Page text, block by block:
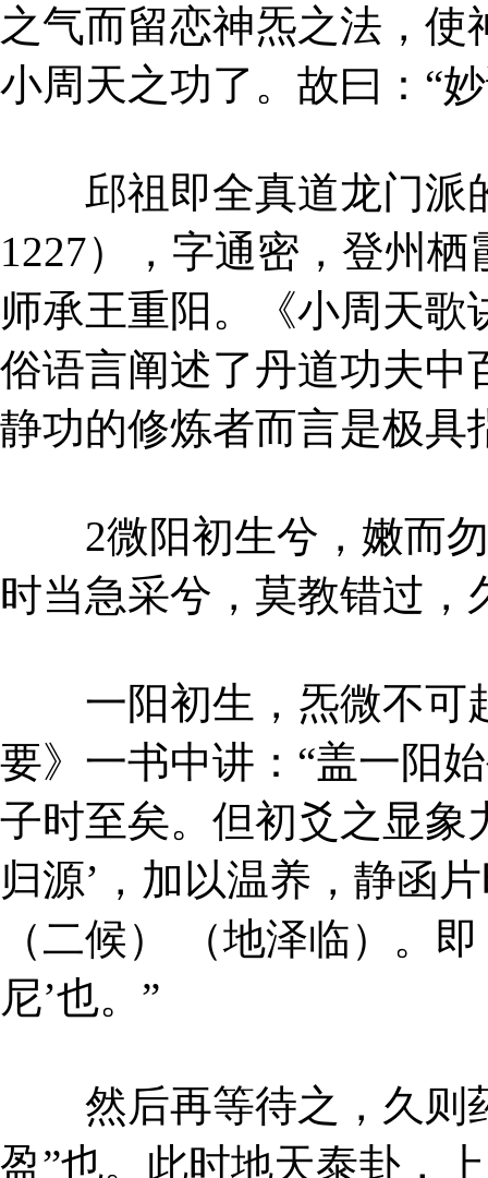
之气而留恋神炁之法，
小周天之功了。故曰：“
邱祖即全真道龙门派
1227），字通密，登州
师承王重阳。《小周天
俗语言阐述了丹道功夫中
静功的修炼者而言是极具
2微阳初生兮，嫩而勿
时当急采兮，莫教错过
一阳初生，炁微不可
要》一书中讲：“盖一阳
子时至矣。但初爻之显象
归源’，加以温养，静函
（二候） （地泽临）。
尼’也。”
然后再等待之，久则
盈”也。此时地天泰卦，